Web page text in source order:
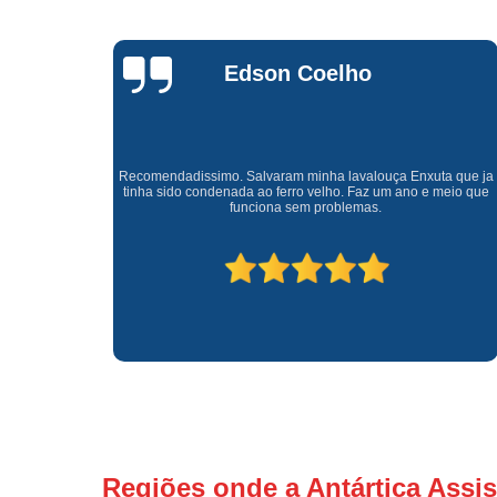
Waldirene
Monteiro
Uma empresa á 41 anos no mercado que sempre valoriza o
cliente ótimo atendimento com garantia de todos o serviços.
Regiões onde a Antártica